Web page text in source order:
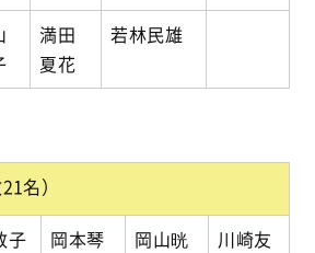
満田
夏花
若林民雄
名）
子
岡本琴
岡山晄
川崎友